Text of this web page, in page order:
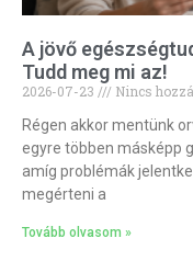
A jövő
Tudd meg mi az!
2026-07-23
Nincs
Régen akkor mentünk
egyre többen másképp
amíg problémák
megérteni a
Tovább olvasom »